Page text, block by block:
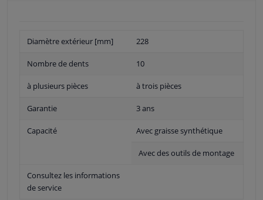
Diamètre extérieur [mm] 228
Nombre de dents 10
à plusieurs pièces à trois pièces
Garantie 3 ans
Capacité Avec graisse synthétique
Avec des outils de montage
Consultez les informations
de service